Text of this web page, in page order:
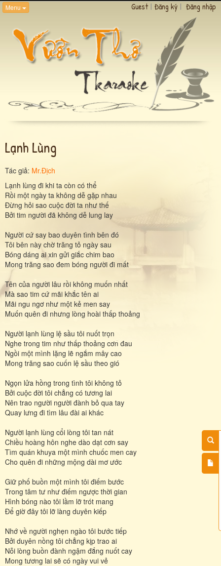
Menu Guest | Đăng ký | Đăng nhập
Lạnh Lùng
Tác giả: Mr.Địch
Lạnh lùng đi khi ta còn có thể
Rồi một ngày ta không dễ gặp nhau
Đừng hỏi sao cuộc đời ta như thế
Bởi tim người đã không dễ lung lay
Người cứ say bao duyên tình bên đó
Tôi bên này chờ trăng tỏ ngày sau
Bóng dáng ai xin gửi giắc chim bao
Mong trăng sao đem bóng người đi mất
Tên của người lâu rồi không muốn nhất
Mà sao tim cứ mãi khắc tên ai
Mãi ngu ngơ như một kẻ men say
Muốn quên đi nhưng lòng hoài thấp thoảng
Người lạnh lùng lệ sầu tôi nuốt trọn
Nghe trong tim như thấp thoảng cơn đau
Ngồi một mình lặng lẽ ngắm mây cao
Mong trăng sao cuốn lệ sầu theo gió
Ngọn lửa hồng trong tình tôi không tỏ
Bởi cuộc đời tôi chẳng có tương lai
Nên trao người người đành bỏ qua tay
Quay lưng đi tìm lâu đài ai khác
Người lạnh lùng cổi lòng tôi tan nát
Chiều hoàng hôn nghe dào dạt cơn say
Tìm quán khuya một mình chuốc men cay
Cho quên đi những mộng dài mơ ước
Giữ phố buồn một mình tôi điếm bước
Trong tâm tư như điếm ngược thời gian
Hình bóng nào tôi lầm lỡ trót mang
Để giờ đây tôi lỡ làng duyên kiếp
Nhớ về người nghẹn ngào tôi bước tiếp
Bởi duyên nồng tôi chẳng kịp trao ai
Nỗi lòng buồn đành ngậm đắng nuốt cay
Mong tương lai sẽ có ngày vui vẻ